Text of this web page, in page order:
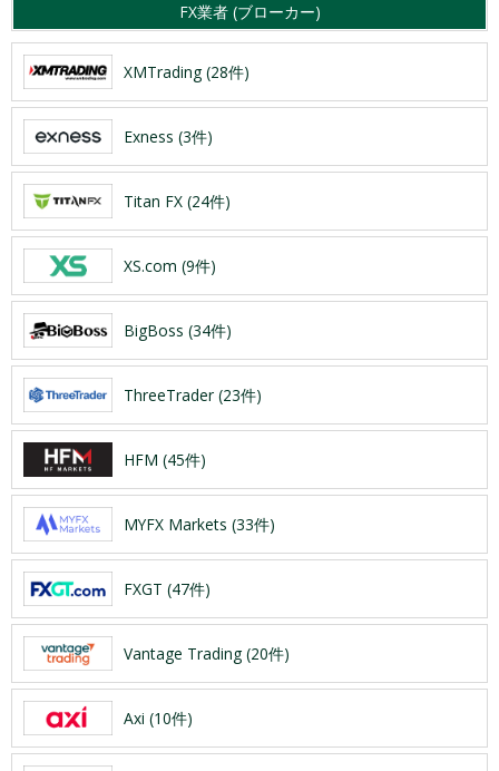
FX業者 (ブローカー)
XMTrading (28件)
Exness (3件)
Titan FX (24件)
XS.com (9件)
BigBoss (34件)
ThreeTrader (23件)
HFM (45件)
MYFX Markets (33件)
FXGT (47件)
Vantage Trading (20件)
Axi (10件)